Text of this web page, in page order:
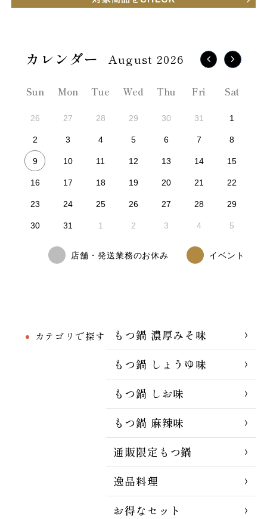
カテゴリで探す
もつ鍋 濃厚みそ味
もつ鍋 しょうゆ味
もつ鍋 しお味
もつ鍋 麻辣味
通販限定もつ鍋
逸品料理
お得なセット
August 2026
Sun Mon Tue Wed Thu Fri Sat
26 27 28 29 30 31 1
2 3 4 5 6 7 8
9 10 11 12 13 14 15
16 17 18 19 20 21 22
23 24 25 26 27 28 29
30 31 1 2 3 4 5
店舗・発送業務のお休み イベント